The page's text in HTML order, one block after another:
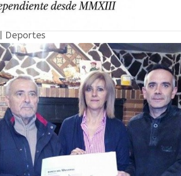
un éxito
Deportes